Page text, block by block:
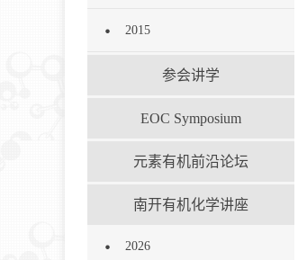
2015
参会讲学
EOC Symposium
元素有机前沿论坛
南开有机化学讲座
2026